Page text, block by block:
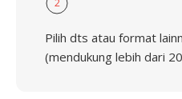
2
Pilih dts atau format
(mendukung lebih dari